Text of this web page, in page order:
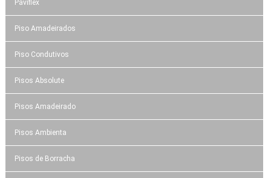
Paviflex
Piso Amadeirados
Piso Condutivos
Pisos Absolute
Pisos Amadeirado
Pisos Ambienta
Pisos de Borracha